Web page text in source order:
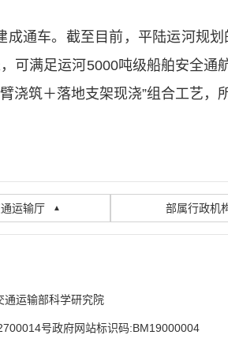
成通车。截至目前，平陆运河
可满足运河5000吨级船舶安全
浇筑＋落地支架现浇”组合工艺，
运输厅 ▲ 部属行政机
运输部科学研究院
号政府网站标识码:BM19000004